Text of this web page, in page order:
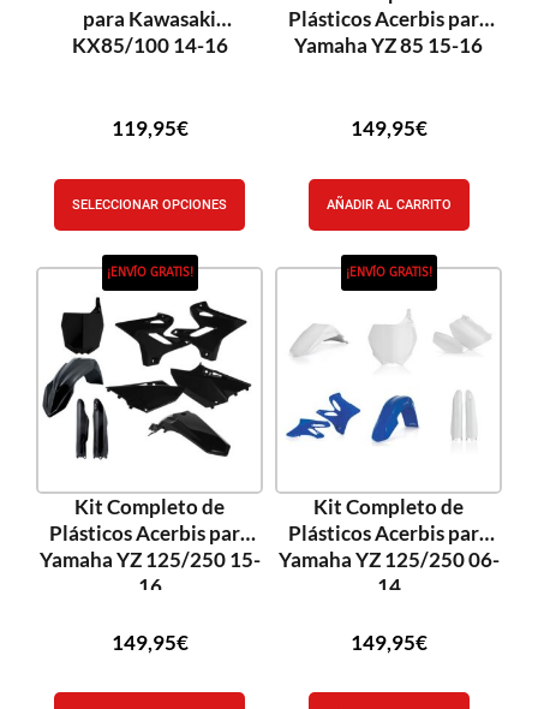
para Kawasaki
KX85/100 14-16
119,95€
SELECCIONAR OPCIONES
Plásticos Acerbis para
Yamaha YZ 85 15-16
149,95€
AÑADIR AL CARRITO
¡ENVÍO GRATIS!
Kit Completo de
Plásticos Acerbis para
Yamaha YZ 125/250 15-
16
149,95€
¡ENVÍO GRATIS!
Kit Completo de
Plásticos Acerbis para
Yamaha YZ 125/250 06-
14
149,95€